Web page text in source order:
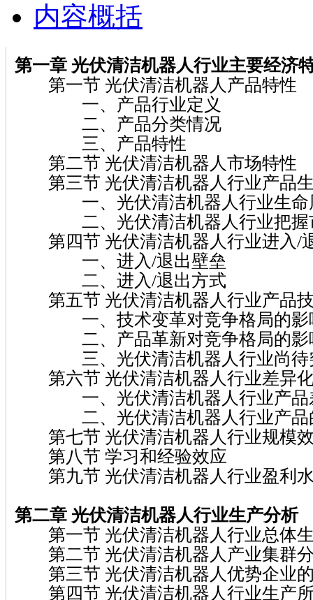
内容概括
第一章 光伏清洁机器人行业主要经济
第一节 光伏清洁机器人产品特性
一、产品行业定义
二、产品分类情况
三、产品特性
第二节 光伏清洁机器人市场特性
第三节 光伏清洁机器人行业产品
一、光伏清洁机器人行业生命
二、光伏清洁机器人行业把握
第四节 光伏清洁机器人行业进入/
一、进入/退出壁垒
二、进入/退出方式
第五节 光伏清洁机器人行业产品
一、技术变革对竞争格局的影
二、产品革新对竞争格局的影
三、光伏清洁机器人行业尚待
第六节 光伏清洁机器人行业差异
一、光伏清洁机器人行业产品
二、光伏清洁机器人行业产品
第七节 光伏清洁机器人行业规模
第八节 学习和经验效应
第九节 光伏清洁机器人行业盈利
第二章 光伏清洁机器人行业生产分析
第一节 光伏清洁机器人行业总体
第二节 光伏清洁机器人产业集群
第三节 光伏清洁机器人优势企业
第四节 光伏清洁机器人行业生产